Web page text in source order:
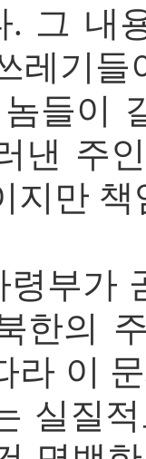
. 그 내
레기
들이
낸 주
지만
령부가
한의
라 이
실질